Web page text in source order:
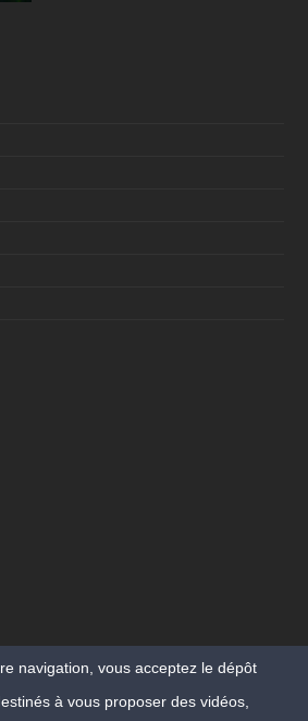
navigation, vous acceptez le dépôt
à vous proposer des vidéos,